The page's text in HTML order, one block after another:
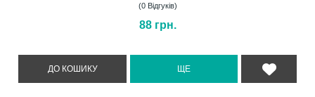
(0 Відгуків)
88 грн.